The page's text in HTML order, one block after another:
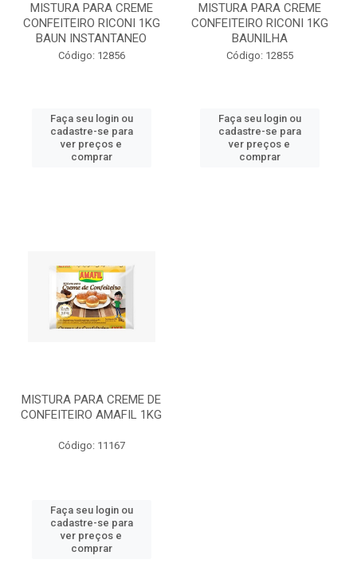
MISTURA PARA CREME
CONFEITEIRO RICONI 1KG
BAUN INSTANTANEO
Código: 12856
Faça seu login ou
cadastre-se para
ver preços e
comprar
MISTURA PARA CREME
CONFEITEIRO RICONI 1KG
BAUNILHA
Código: 12855
Faça seu login ou
cadastre-se para
ver preços e
comprar
MISTURA PARA CREME DE
CONFEITEIRO AMAFIL 1KG
Código: 11167
Faça seu login ou
cadastre-se para
ver preços e
comprar